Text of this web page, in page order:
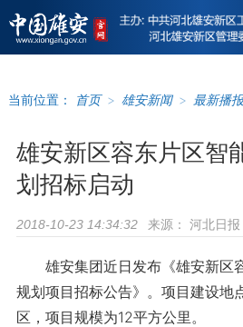
当前位置： 首页 > 雄安新闻 > 最新播报
雄安新区容东片区智
划招标启动
2018-10-23 14:34:32 来源： 河北日报
雄安集团近日发布《雄安新区
规划项目招标公告》。项目建设地
区，项目规模为12平方公里。